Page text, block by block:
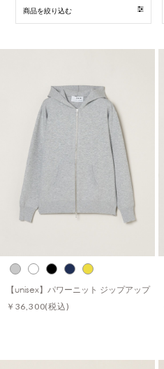
商品を絞り込む
【unisex】パワーニット ジップアップ
￥36,300(税込)